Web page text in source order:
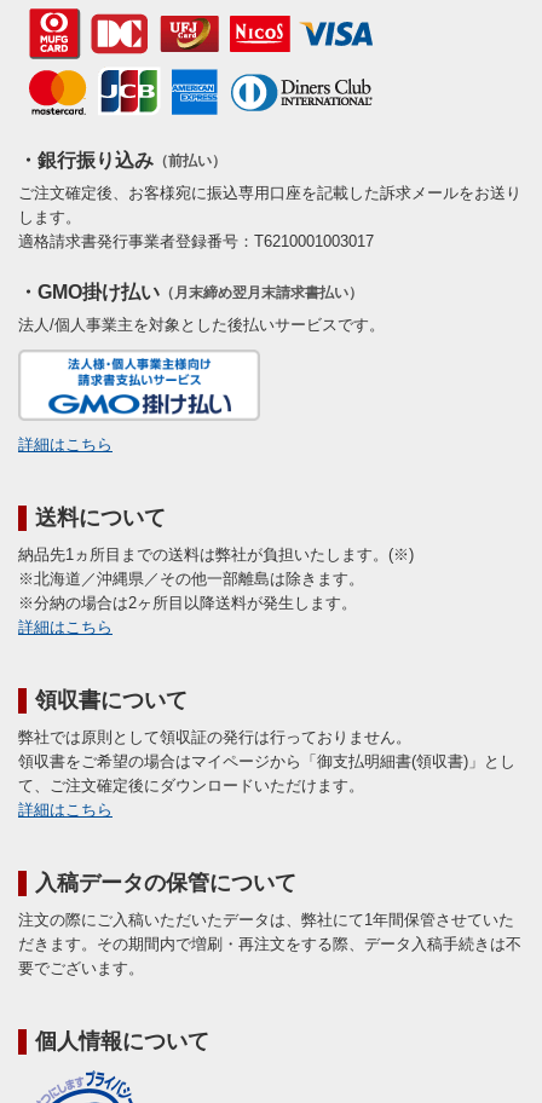
・銀行振り込み （前払い）
ご注文確定後、お客様宛に振込専用口座を記載した訴求メールをお送り
します。
適格請求書発行事業者登録番号：T6210001003017
・GMO掛け払い （月末締め翌月末請求書払い）
法人/個人事業主を対象とした後払いサービスです。
詳細はこちら
送料について
納品先1ヵ所目までの送料は弊社が負担いたします。(※)
※北海道／沖縄県／その他一部離島は除きます。
※分納の場合は2ヶ所目以降送料が発生します。
詳細はこちら
領収書について
弊社では原則として領収証の発行は行っておりません。
領収書をご希望の場合はマイページから「御支払明細書(領収書)」とし
て、ご注文確定後にダウンロードいただけます。
詳細はこちら
入稿データの保管について
注文の際にご入稿いただいたデータは、弊社にて1年間保管させていた
だきます。その期間内で増刷・再注文をする際、データ入稿手続きは不
要でございます。
個人情報について